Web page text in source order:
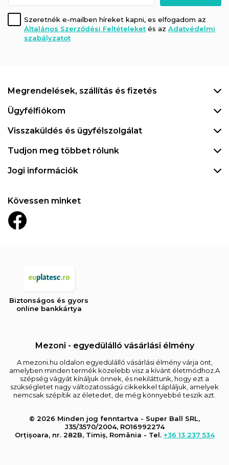
Szeretnék e-mailben híreket kapni, es elfogadom az
Általános Szerződési Feltételeket és az Adatvédelmi
szabályzatot
Megrendelések, szállítás és fizetés
Ügyfélfiókom
Visszaküldés és ügyfélszolgálat
Tudjon meg többet rólunk
Jogi információk
Kövessen minket
Biztonságos és gyors
online bankkártya
Mezoni - egyedülálló vásárlási élmény
A mezoni.hu oldalon egyedülálló vásárlási élmény várja önt,
amelyben minden termék közelebb visz a kívánt életmódhoz.A
szépség vágyát kínáljuk önnek, és nekiláttunk, hogy ezt a
szükségletet nagy változatosságú cikkekkel tápláljuk, amelyek
nemcsak szépítik az életedet, de még könnyebbé teszik azt.
© 2026 Minden jog fenntartva - Super Ball SRL,
J35/3570/2004, RO16992274
Orțișoara, nr. 282B, Timiș, România - Tel. +36 13 237 534